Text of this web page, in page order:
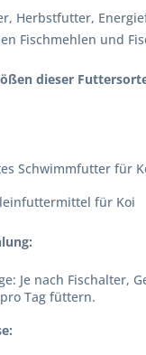
Herbstfutter,
Fischmehlen und
dieser
Schwimmfutter für
für Koi
Je nach Fischalter,
Tag füttern.